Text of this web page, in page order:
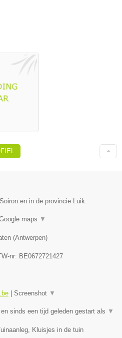
en in de provincie Luik.
maps ▼
(Antwerpen)
nr: BE0672721427
| Screenshot ▼
sinds een tijd geleden gestart als ▼
Kluisjes in de tuin